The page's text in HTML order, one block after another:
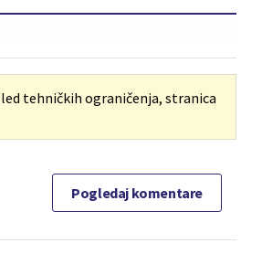
tehničkih ograničenja, stranica
Pogledaj komentare